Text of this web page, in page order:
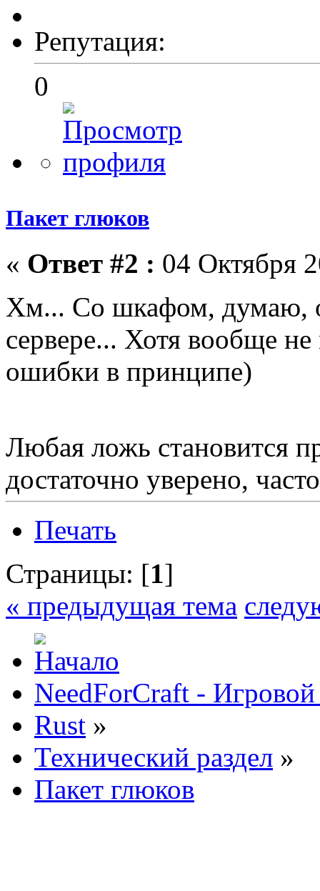
Репутация:
0
Пакет глюков
« Ответ #2 : 04 Октября
Хм... Со шкафом, думаю,
сервере... Хотя вообще не
ошибки в принципе)
Любая ложь становится
достаточно уверено,
Печать
Страницы: [1]
« предыдущая тема
NeedForCraft -
Rust »
Технический раздел »
Пакет глюков